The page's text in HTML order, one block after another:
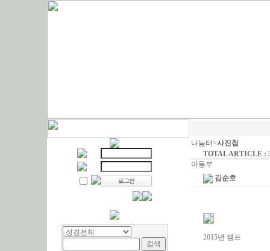
나눔터>사진첩
TOTAL ARTICLE :
아동부
김순호
2015년 캠프